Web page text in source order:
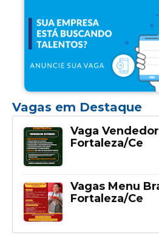
Vagas em Destaque
Vaga
Fortaleza/Ce
Vagas Menu
Fortaleza/Ce